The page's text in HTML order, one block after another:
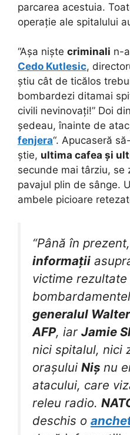
parcarea acestuia.
operație ale spitalului
“Așa niște criminali n-
Cedo Kutlesic,
știu cât de ticălos
bombardezi ditamai
civili nevinovați!” Doi
ședeau, înainte de
fenjera“. Apucaseră
știe, ultima cafea și
secunde mai târziu, se
pavajul plin de sânge.
ambele picioare
“Până în
informații
victime rezultate
generalul
AFP, iar Jamie
nici spitalul, nici
orașului Niș nu
atacului, care
releu radio.
deschis o